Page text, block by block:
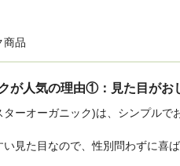
商品
が人気の理由①：見た目がお
ーオーガニック)は、シンプルで
見た目なので、性別問わずに喜